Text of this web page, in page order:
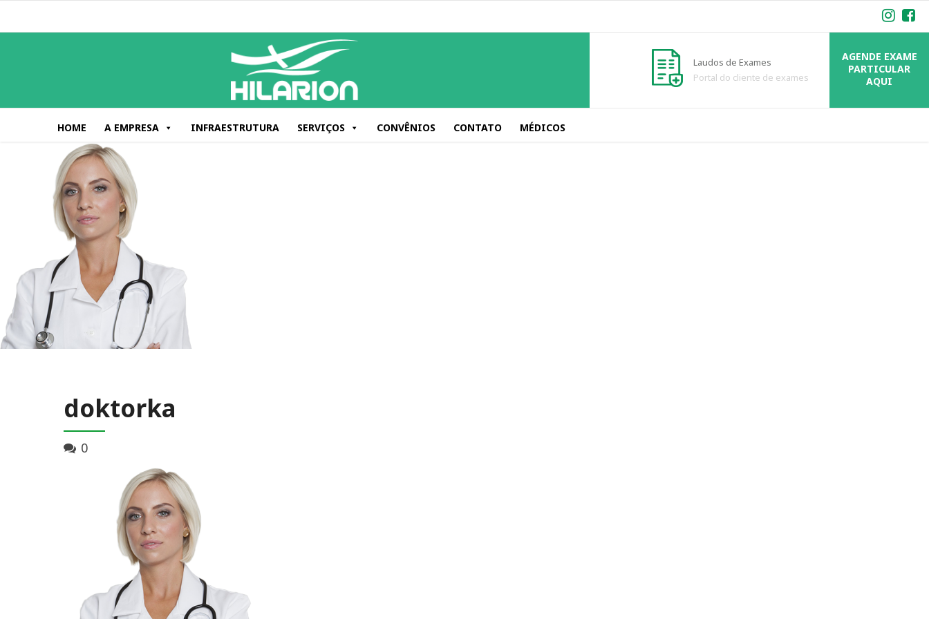
Laudos de Exames
Portal do cliente de exames
AGENDE EXAME
PARTICULAR
AQUI
HOME A EMPRESA INFRAESTRUTURA SERVIÇOS CONVÊNIOS CONTATO MÉDICOS
doktorka
0